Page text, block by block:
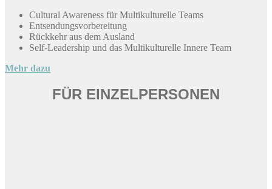
Cultural Awareness für Multikulturelle Teams
Entsendungsvorbereitung
Rückkehr aus dem Ausland
Self-Leadership und das Multikulturelle Innere Team
Mehr dazu
FÜR EINZELPERSONEN